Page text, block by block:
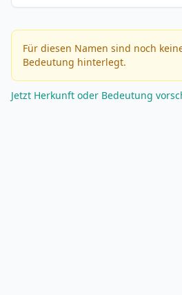
Für diesen Namen sind noch
Bedeutung hinterlegt.
Jetzt Herkunft oder Bedeutung